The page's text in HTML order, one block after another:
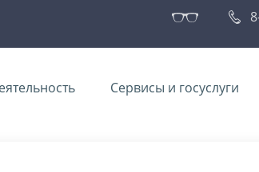
Сервисы и госуслуги